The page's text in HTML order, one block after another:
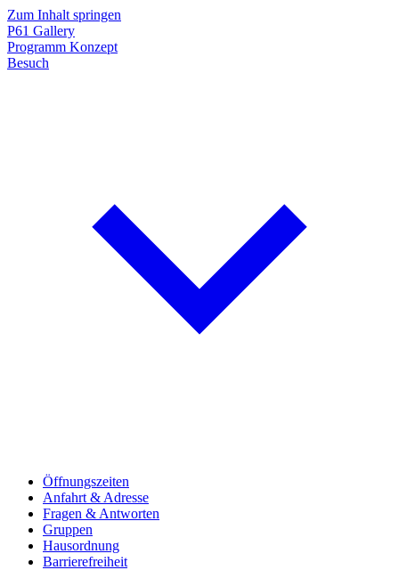
Zum Inhalt springen
P61 Gallery
Programm Konzept
Besuch
Öffnungszeiten
Anfahrt & Adresse
Fragen & Antworten
Gruppen
Hausordnung
Barrierefreiheit